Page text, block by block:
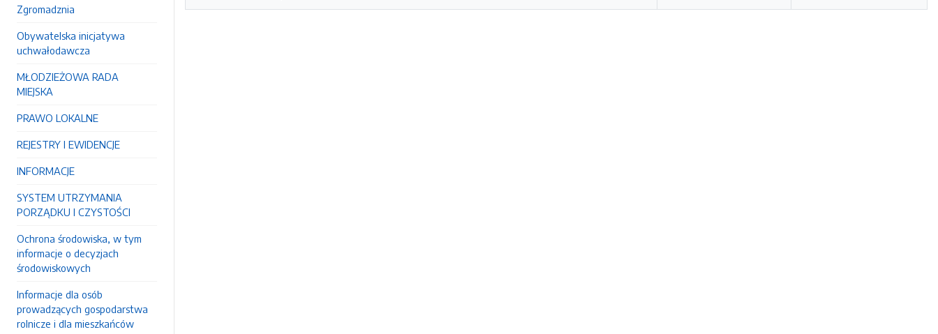
Zgromadznia
Obywatelska inicjatywa
uchwałodawcza
MŁODZIEŻOWA RADA
MIEJSKA
PRAWO LOKALNE
REJESTRY I EWIDENCJE
INFORMACJE
SYSTEM UTRZYMANIA
PORZĄDKU I CZYSTOŚCI
Ochrona środowiska, w tym
informacje o decyzjach
środowiskowych
Informacje dla osób
prowadzących gospodarstwa
rolnicze i dla mieszkańców